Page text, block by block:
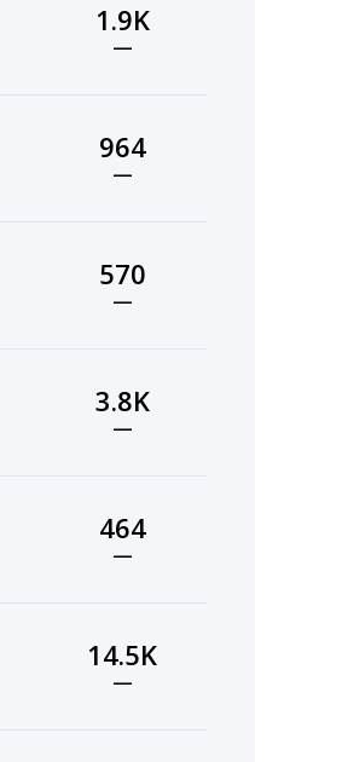
1.9K
—
964
—
570
—
3.8K
—
464
—
14.5K
—